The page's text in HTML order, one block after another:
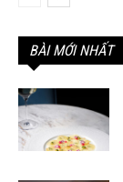
BÀI MỚI NHẤT